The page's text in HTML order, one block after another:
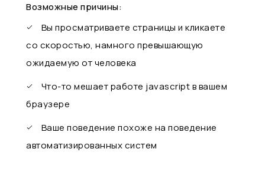
Возможные причины:
Вы просматриваете страницы и кликаете
со скоростью, намного превышающую
ожидаемую от человека
Что-то мешает работе javascript в вашем
браузере
Ваше поведение похоже на поведение
автоматизированных систем